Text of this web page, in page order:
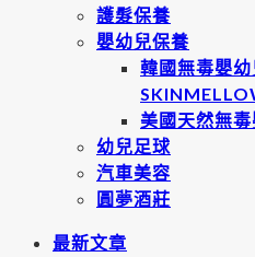
護髮保養
嬰幼兒保養
韓國無毒嬰
美國天然無
幼兒足球
汽車美容
圓夢酒莊
最新文章